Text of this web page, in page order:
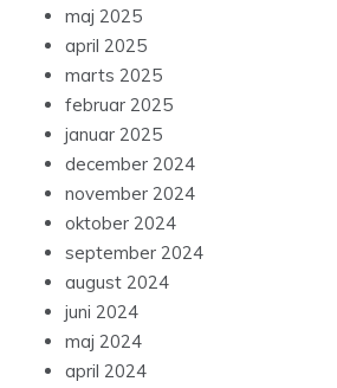
maj 2025
april 2025
marts 2025
februar 2025
januar 2025
december 2024
november 2024
oktober 2024
september 2024
august 2024
juni 2024
maj 2024
april 2024